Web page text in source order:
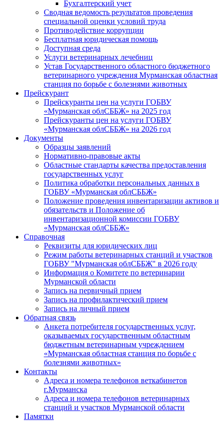
Бухгалтерский учет
Сводная ведомость результатов проведения
специальной оценки условий труда
Противодействие коррупции
Бесплатная юридическая помощь
Доступная среда
Услуги ветеринарных лечебниц
Устав Государственного областного бюджетного
ветеринарного учреждения Мурманская областная
станция по борьбе с болезнями животных
Прейскурант
Прейскуранты цен на услуги ГОБВУ
«Мурманская облСББЖ» на 2025 год
Прейскуранты цен на услуги ГОБВУ
«Мурманская облСББЖ» на 2026 год
Документы
Образцы заявлений
Нормативно-правовые акты
Областные стандарты качества предоставления
государственных услуг
Политика обработки персональных данных в
ГОБВУ «Мурманская облСББЖ»
Положение проведения инвентаризации активов и
обязательств и Положение об
инвентаризационной комиссии ГОБВУ
«Мурманская облСББЖ»
Справочная
Реквизиты для юридических лиц
Режим работы ветеринарных станций и участков
ГОБВУ "Мурманская облСББЖ" в 2026 году
Информация о Комитете по ветеринарии
Мурманской области
Запись на первичный прием
Запись на профилактический прием
Запись на личный прием
Обратная связь
Анкета потребителя государственных услуг,
оказываемых государственным областным
бюджетным ветеринарным учреждением
«Мурманская областная станция по борьбе с
болезнями животных»
Контакты
Адреса и номера телефонов веткабинетов
г.Мурманска
Адреса и номера телефонов ветеринарных
станций и участков Мурманской области
Памятки